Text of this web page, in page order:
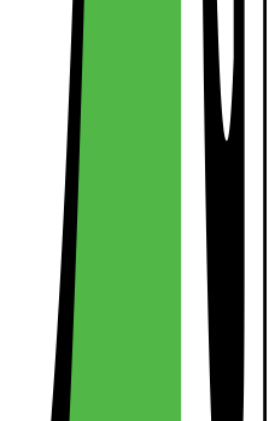
til 4.8 ud af 5 stjerner. 4.8 4190
AMOLED-skærm
opladning
i 49 varehus(e).